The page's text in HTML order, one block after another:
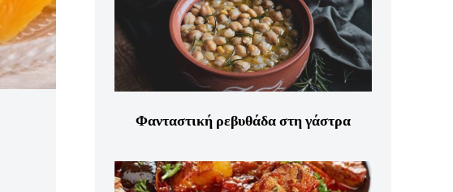
Φανταστική ρεβυθάδα στη γάστρα